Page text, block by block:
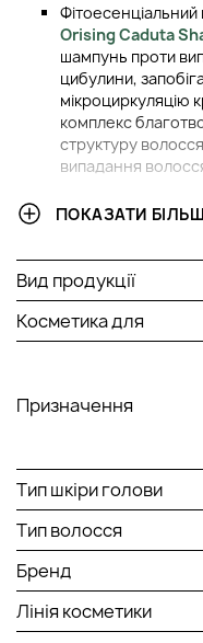
Orising Caduta
шампунь проти
цибулини,
мікроциркуляцію
комплекс
структуру
випадання
волоссяOrising
волосся, багатий
Безперервне
повноцінне
пробуджує
сплячці, якісно
Сантіайзер
ПОКАЗАТИ
Вид продукції
Косметика для
Призначення
Тип шкіри голови
Тип волосся
Бренд
Лінія косметики